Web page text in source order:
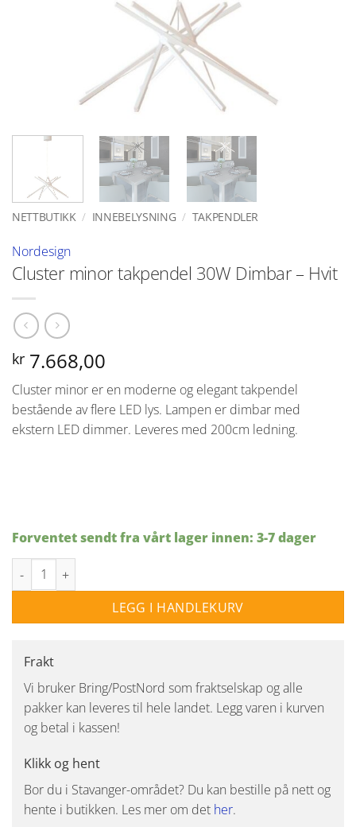
NETTBUTIKK / INNEBELYSNING / TAKPENDLER
Nordesign
Cluster minor takpendel 30W Dimbar – Hvit
kr 7.668,00
Cluster minor er en moderne og elegant takpendel
bestående av flere LED lys. Lampen er dimbar med
ekstern LED dimmer. Leveres med 200cm ledning.
Forventet sendt fra vårt lager innen: 3-7 dager
Cluster minor takpendel 30W Dimbar - Hvit antall
LEGG I HANDLEKURV
Frakt
Vi bruker Bring/PostNord som fraktselskap og alle
pakker kan leveres til hele landet. Legg varen i kurven
og betal i kassen!
Klikk og hent
Bor du i Stavanger-området? Du kan bestille på nett og
hente i butikken. Les mer om det her.